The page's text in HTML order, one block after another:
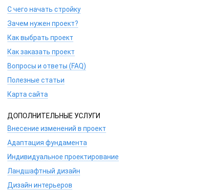
С чего начать стройку
Зачем нужен проект?
Как выбрать проект
Как заказать проект
Вопросы и ответы (FAQ)
Полезные статьи
Карта сайта
ДОПОЛНИТЕЛЬНЫЕ УСЛУГИ
Внесение изменений в проект
Адаптация фундамента
Индивидуальное проектирование
Ландшафтный дизайн
Дизайн интерьеров